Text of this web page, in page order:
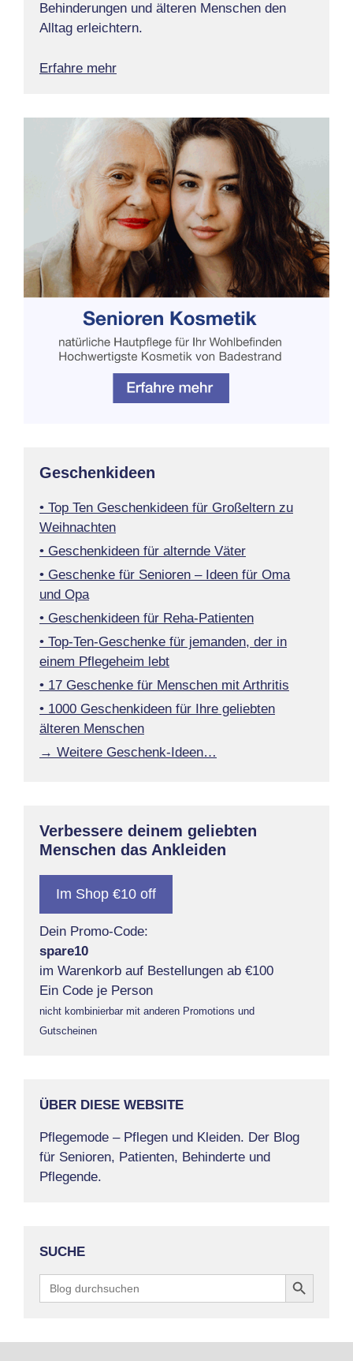
Behinderungen und älteren Menschen den
Alltag erleichtern.
Erfahre mehr
Geschenkideen
• Top Ten Geschenkideen für Großeltern zu
Weihnachten
• Geschenkideen für alternde Väter
• Geschenke für Senioren – Ideen für Oma
und Opa
• Geschenkideen für Reha-Patienten
• Top-Ten-Geschenke für jemanden, der in
einem Pflegeheim lebt
• 17 Geschenke für Menschen mit Arthritis
• 1000 Geschenkideen für Ihre geliebten
älteren Menschen
→ Weitere Geschenk-Ideen…
Verbessere deinem geliebten
Menschen das Ankleiden
Im Shop €10 off
Dein Promo-Code:
spare10
im Warenkorb auf Bestellungen ab €100
Ein Code je Person
nicht kombinierbar mit anderen Promotions und
Gutscheinen
ÜBER DIESE WEBSITE
Pflegemode – Pflegen und Kleiden. Der Blog
für Senioren, Patienten, Behinderte und
Pflegende.
SUCHE
Search
for:
Search Button